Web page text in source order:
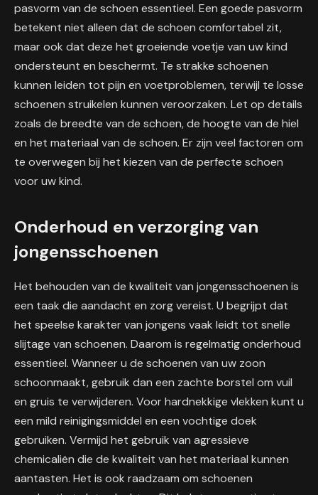
pasvorm van de schoen essentieel. Een goede pasvorm
betekent niet alleen dat de schoen comfortabel zit,
maar ook dat deze het groeiende voetje van uw kind
ondersteunt en beschermt. Te strakke schoenen
kunnen leiden tot pijn en voetproblemen, terwijl te losse
schoenen struikelen kunnen veroorzaken. Let op details
zoals de breedte van de schoen, de hoogte van de hiel
en het materiaal van de schoen. Er zijn veel factoren om
te overwegen bij het kiezen van de perfecte schoen
voor uw kind.
Onderhoud en verzorging van
jongensschoenen
Het behouden van de kwaliteit van jongensschoenen is
een taak die aandacht en zorg vereist. U begrijpt dat
het speelse karakter van jongens vaak leidt tot snelle
slijtage van schoenen. Daarom is regelmatig onderhoud
essentieel. Wanneer u de schoenen van uw zoon
schoonmaakt, gebruik dan een zachte borstel om vuil
en gruis te verwijderen. Voor hardnekkige vlekken kunt u
een mild reinigingsmiddel en een vochtige doek
gebruiken. Vermijd het gebruik van agressieve
chemicaliën die de kwaliteit van het materiaal kunnen
aantasten. Het is ook raadzaam om schoenen